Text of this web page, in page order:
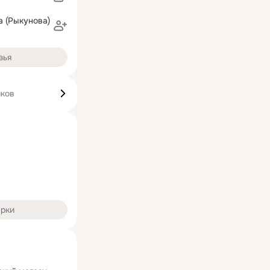
(Рыкунова)